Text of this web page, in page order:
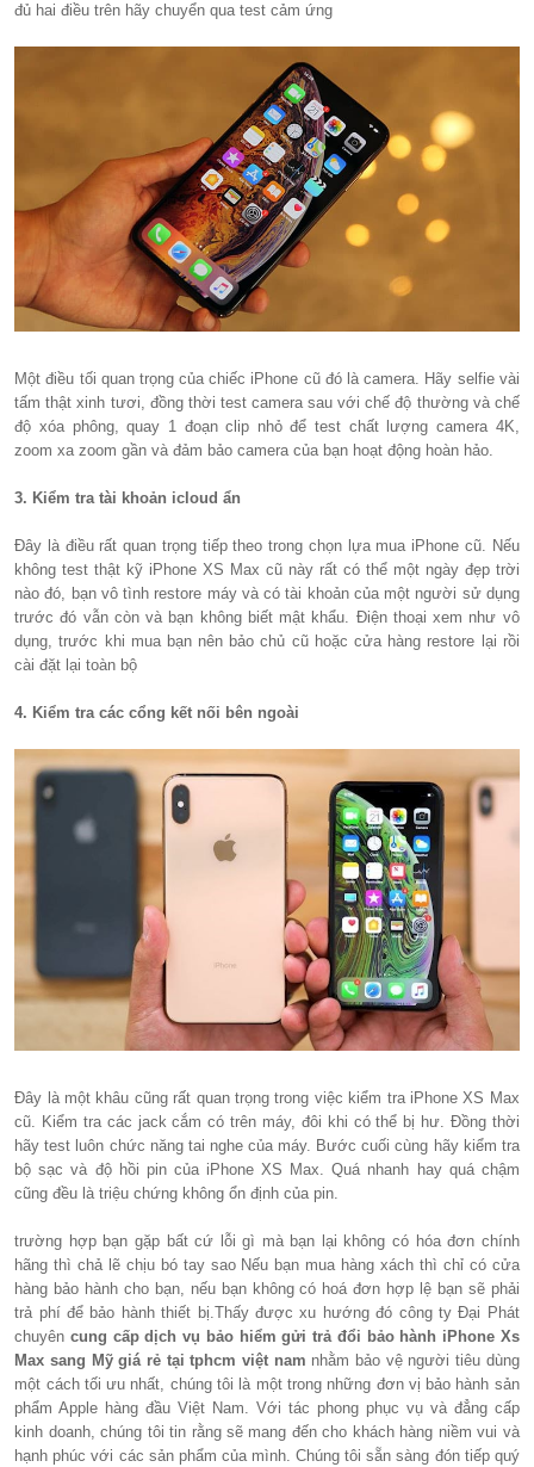
đủ hai điều trên hãy chuyển qua test cảm ứng
Một điều tối quan trọng của chiếc iPhone cũ đó là camera. Hãy selfie vài
tấm thật xinh tươi, đồng thời test camera sau với chế độ thường và chế
độ xóa phông, quay 1 đoạn clip nhỏ để test chất lượng camera 4K,
zoom xa zoom gần và đảm bảo camera của bạn hoạt động hoàn hảo.
3. Kiểm tra tài khoản icloud ẩn
Đây là điều rất quan trọng tiếp theo trong chọn lựa mua iPhone cũ. Nếu
không test thật kỹ iPhone XS Max cũ này rất có thể một ngày đẹp trời
nào đó, bạn vô tình restore máy và có tài khoản của một người sử dụng
trước đó vẫn còn và bạn không biết mật khẩu. Điện thoại xem như vô
dụng, trước khi mua bạn nên bảo chủ cũ hoặc cửa hàng restore lại rồi
cài đặt lại toàn bộ
4. Kiểm tra các cổng kết nối bên ngoài
Đây là một khâu cũng rất quan trọng trong việc kiểm tra iPhone XS Max
cũ. Kiểm tra các jack cắm có trên máy, đôi khi có thể bị hư. Đồng thời
hãy test luôn chức năng tai nghe của máy. Bước cuối cùng hãy kiểm tra
bộ sạc và độ hồi pin của iPhone XS Max. Quá nhanh hay quá chậm
cũng đều là triệu chứng không ổn định của pin.
trường hợp bạn gặp bất cứ lỗi gì mà bạn lại không có hóa đơn chính
hãng thì chả lẽ chịu bó tay sao Nếu bạn mua hàng xách thì chỉ có cửa
hàng bảo hành cho bạn, nếu bạn không có hoá đơn hợp lệ bạn sẽ phải
trả phí để bảo hành thiết bị.Thấy được xu hướng đó công ty Đại Phát
chuyên cung cấp dịch vụ bảo hiểm gửi trả đổi bảo hành iPhone Xs
Max sang Mỹ giá rẻ tại tphcm việt nam nhằm bảo vệ người tiêu dùng
một cách tối ưu nhất, chúng tôi là một trong những đơn vị bảo hành sản
phẩm Apple hàng đầu Việt Nam. Với tác phong phục vụ và đẳng cấp
kinh doanh, chúng tôi tin rằng sẽ mang đến cho khách hàng niềm vui và
hạnh phúc với các sản phẩm của mình. Chúng tôi sẵn sàng đón tiếp quý